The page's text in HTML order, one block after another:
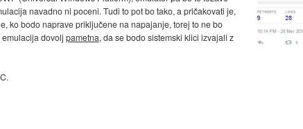
navadno ni poceni. Tudi to pot bo tako, a pričakovati je,
ko bodo naprave priključene na napajanje, torej to ne bo
dovolj pametna, da se bodo sistemski klici izvajali z